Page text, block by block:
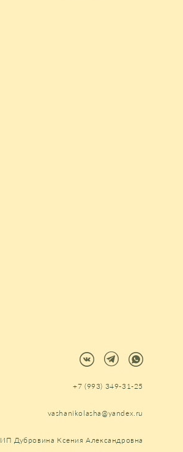
+7 (993) 349-31-25
vashanikolasha@yandex.ru
ИП Дубровина Ксения Александровна